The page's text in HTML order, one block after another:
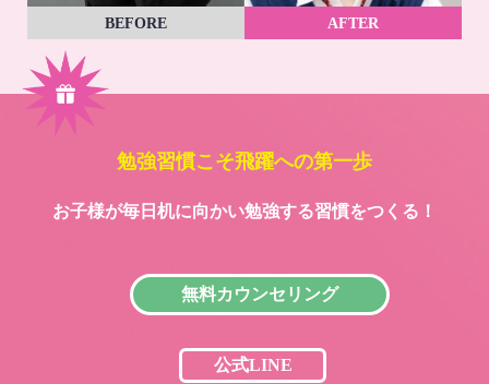
BEFORE AFTER
勉強習慣こそ飛躍への第一歩
お子様が毎日机に向かい勉強する習慣をつくる！
無料カウンセリング
公式LINE